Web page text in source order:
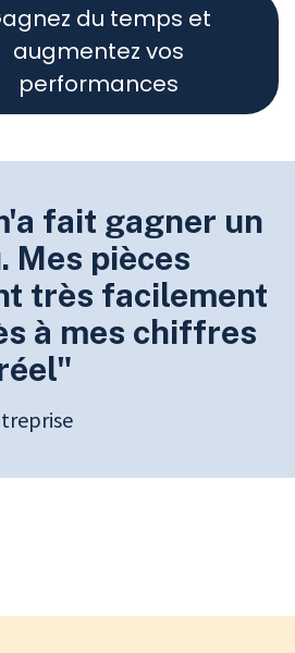
du temps et
augmentez vos
performances
fait gagner un
Mes pièces
très facilement
à mes chiffres